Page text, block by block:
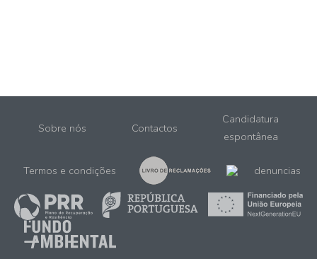
Sobre nós Contactos
Candidatura
espontânea
Termos e condições denuncias